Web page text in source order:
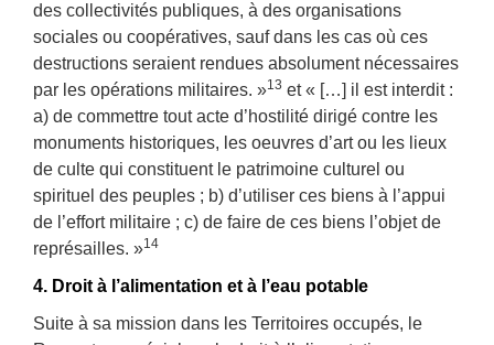
des collectivités publiques, à des organisations
sociales ou coopératives, sauf dans les cas où ces
destructions seraient rendues absolument nécessaires
par les opérations militaires. »13 et « […] il est interdit :
a) de commettre tout acte d’hostilité dirigé contre les
monuments historiques, les oeuvres d’art ou les lieux
de culte qui constituent le patrimoine culturel ou
spirituel des peuples ; b) d’utiliser ces biens à l’appui
de l’effort militaire ; c) de faire de ces biens l’objet de
représailles. »14
4. Droit à l’alimentation et à l’eau potable
Suite à sa mission dans les Territoires occupés, le